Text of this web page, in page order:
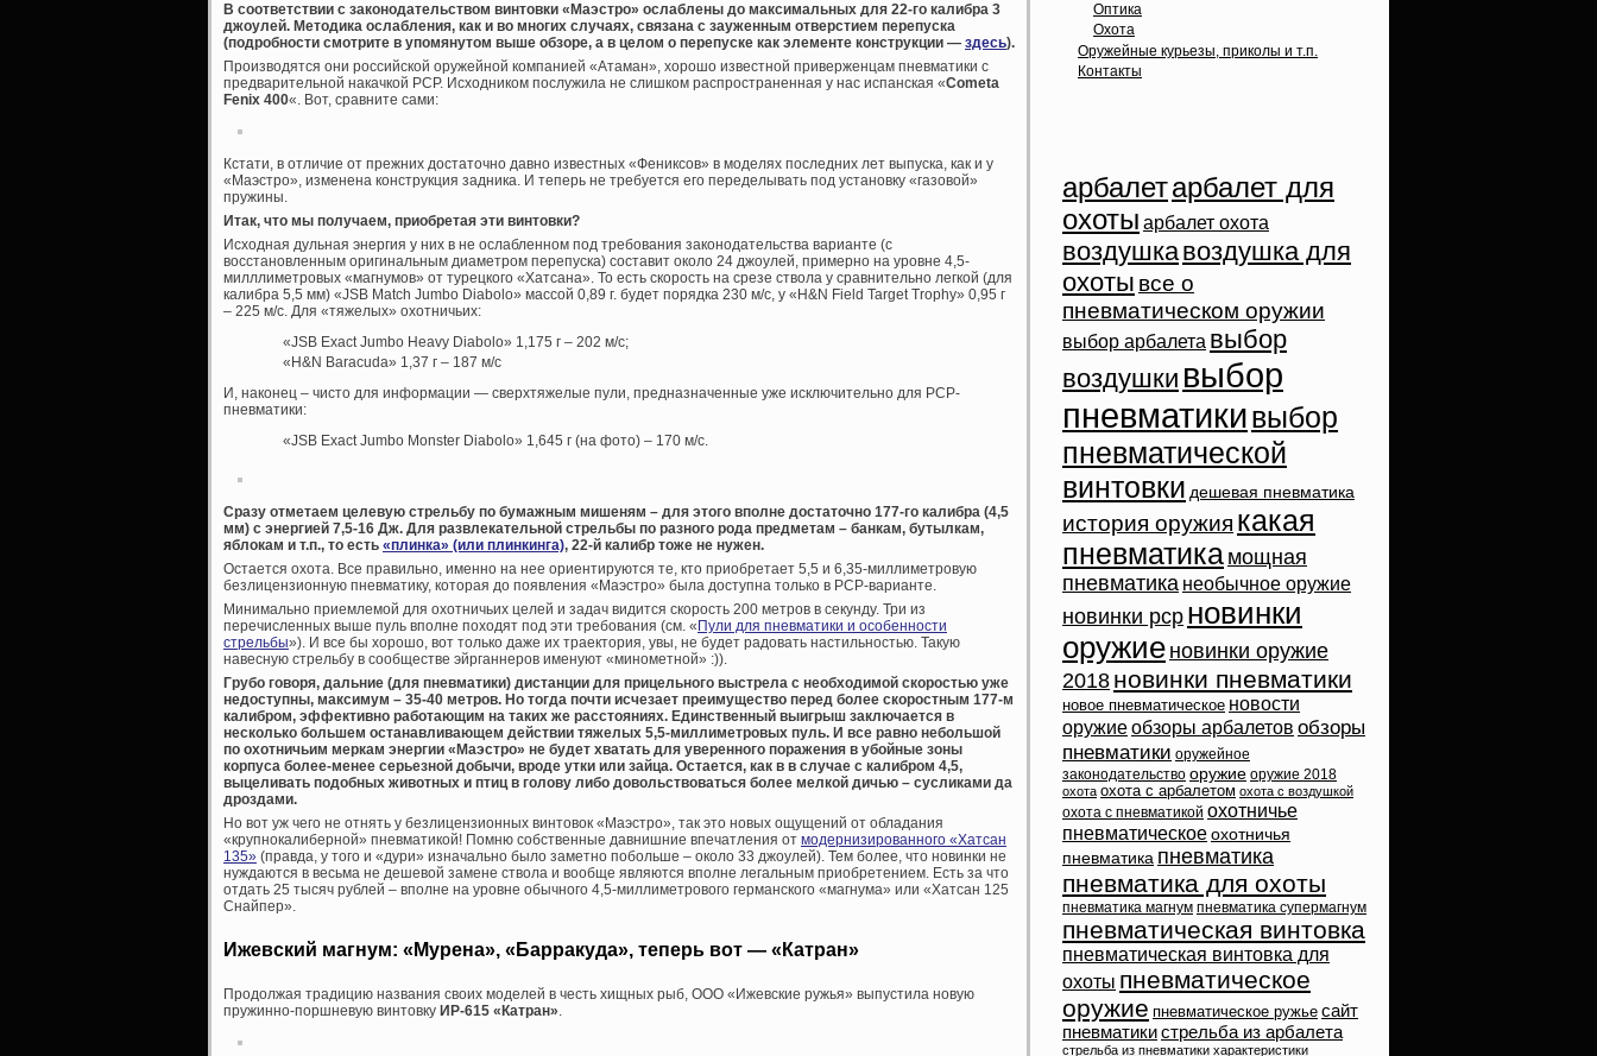
В соответствии с законодательством винтовки «Маэстро» ослаблены до максимальных для 22-го калибра 3
джоулей. Методика ослабления, как и во многих случаях, связана с зауженным отверстием перепуска
(подробности смотрите в упомянутом выше обзоре, а в целом о перепуске как элементе конструкции — здесь).
Производятся они российской оружейной компанией «Атаман», хорошо известной приверженцам пневматики с
предварительной накачкой PCP. Исходником послужила не слишком распространенная у нас испанская «Cometa
Fenix 400«. Вот, сравните сами:
Кстати, в отличие от прежних достаточно давно известных «Фениксов» в моделях последних лет выпуска, как и у
«Маэстро», изменена конструкция задника. И теперь не требуется его переделывать под установку «газовой»
пружины.
Итак, что мы получаем, приобретая эти винтовки?
Исходная дульная энергия у них в не ослабленном под требования законодательства варианте (с
восстановленным оригинальным диаметром перепуска) составит около 24 джоулей, примерно на уровне 4,5-
милллиметровых «магнумов» от турецкого «Хатсана». То есть скорость на срезе ствола у сравнительно легкой (для
калибра 5,5 мм) «JSB Match Jumbo Diabolo» массой 0,89 г. будет порядка 230 м/с, у «H&N Field Target Trophy» 0,95 г
– 225 м/с. Для «тяжелых» охотничьих:
«JSB Exact Jumbo Heavy Diabolo» 1,175 г – 202 м/с;
«H&N Baracuda» 1,37 г – 187 м/с
И, наконец – чисто для информации — сверхтяжелые пули, предназначенные уже исключительно для PCP-
пневматики:
«JSB Exact Jumbo Monster Diabolo» 1,645 г (на фото) – 170 м/с.
Сразу отметаем целевую стрельбу по бумажным мишеням – для этого вполне достаточно 177-го калибра (4,5
мм) с энергией 7,5-16 Дж. Для развлекательной стрельбы по разного рода предметам – банкам, бутылкам,
яблокам и т.п., то есть «плинка» (или плинкинга), 22-й калибр тоже не нужен.
Остается охота. Все правильно, именно на нее ориентируются те, кто приобретает 5,5 и 6,35-миллиметровую
безлицензионную пневматику, которая до появления «Маэстро» была доступна только в PCP-варианте.
Минимально приемлемой для охотничьих целей и задач видится скорость 200 метров в секунду. Три из
перечисленных выше пуль вполне походят под эти требования (см. «Пули для пневматики и особенности
стрельбы»). И все бы хорошо, вот только даже их траектория, увы, не будет радовать настильностью. Такую
навесную стрельбу в сообществе эйрганнеров именуют «минометной» :)).
Грубо говоря, дальние (для пневматики) дистанции для прицельного выстрела с необходимой скоростью уже
недоступны, максимум – 35-40 метров. Но тогда почти исчезает преимущество перед более скоростным 177-м
калибром, эффективно работающим на таких же расстояниях. Единственный выигрыш заключается в
несколько большем останавливающем действии тяжелых 5,5-миллиметровых пуль. И все равно небольшой
по охотничьим меркам энергии «Маэстро» не будет хватать для уверенного поражения в убойные зоны
корпуса более-менее серьезной добычи, вроде утки или зайца. Остается, как в в случае с калибром 4,5,
выцеливать подобных животных и птиц в голову либо довольствоваться более мелкой дичью – сусликами да
дроздами.
Но вот уж чего не отнять у безлицензионных винтовок «Маэстро», так это новых ощущений от обладания
«крупнокалиберной» пневматикой! Помню собственные давнишние впечатления от модернизированного «Хатсан
135» (правда, у того и «дури» изначально было заметно побольше – около 33 джоулей). Тем более, что новинки не
нуждаются в весьма не дешевой замене ствола и вообще являются вполне легальным приобретением. Есть за что
отдать 25 тысяч рублей – вполне на уровне обычного 4,5-миллиметрового германского «магнума» или «Хатсан 125
Снайпер».
Ижевский магнум: «Мурена», «Барракуда», теперь вот — «Катран»
Продолжая традицию названия своих моделей в честь хищных рыб, ООО «Ижевские ружья» выпустила новую
пружинно-поршневую винтовку ИР-615 «Катран».
Оптика
Охота
Оружейные курьезы, приколы и т.п.
Контакты
арбалетарбалет для
охоты арбалет охота
воздушкавоздушка для
охоты все о
пневматическом оружии
выбор арбалета выбор
воздушки выбор
пневматикивыбор
пневматической
винтовки дешевая пневматика
история оружия какая
пневматика мощная
пневматика необычное оружие
новинки pcp новинки
оружие новинки оружие
2018 новинки пневматики
новое пневматическое новости
оружиеобзоры арбалетов обзоры
пневматики оружейное
законодательство оружие оружие 2018
охота охота с арбалетом охота с воздушкой
охота с пневматикой охотничье
пневматическое охотничья
пневматика пневматика
пневматика для охоты
пневматика магнум пневматика супермагнум
пневматическая винтовка
пневматическая винтовка для
охоты пневматическое
оружие пневматическое ружье сайт
пневматикистрельба из арбалета
стрельба из пневматики характеристики